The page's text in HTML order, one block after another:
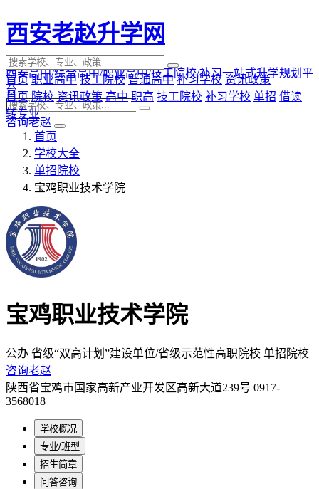
西安老赵升学网
西安高中/综合高中/职业高中/技工院校/补习一站式升学规划平
台
咨询老赵
首页 职业高中 技工院校 普通高中 补习学校 资讯政策
首页 院校 资讯政策 高中 职高 技工院校 补习学校 单招 借读
转专业
首页
学校大全
单招院校
宝鸡职业技术学院
宝鸡职业技术学院
公办 省级“双高计划”建设单位/省级示范性高职院校 单招院校
咨询老赵
陕西省宝鸡市国家高新产业开发区高新大道239号 0917-
3568018
学校概况
专业/班型
招生简章
问答咨询